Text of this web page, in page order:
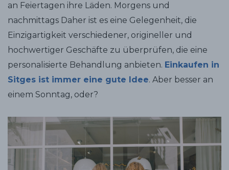
an Feiertagen ihre Läden. Morgens und
nachmittags Daher ist es eine Gelegenheit, die
Einzigartigkeit verschiedener, origineller und
hochwertiger Geschäfte zu überprüfen, die eine
personalisierte Behandlung anbieten. Einkaufen in
Sitges ist immer eine gute Idee. Aber besser an
einem Sonntag, oder?